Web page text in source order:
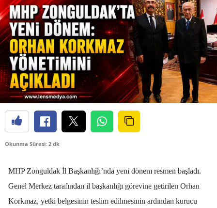
Okunma Süresi: 2 dk
MHP Zonguldak İl Başkanlığı’nda yeni dönem resmen başladı.
Genel Merkez tarafından il başkanlığı görevine getirilen Orhan
Korkmaz, yetki belgesinin teslim edilmesinin ardından kurucu